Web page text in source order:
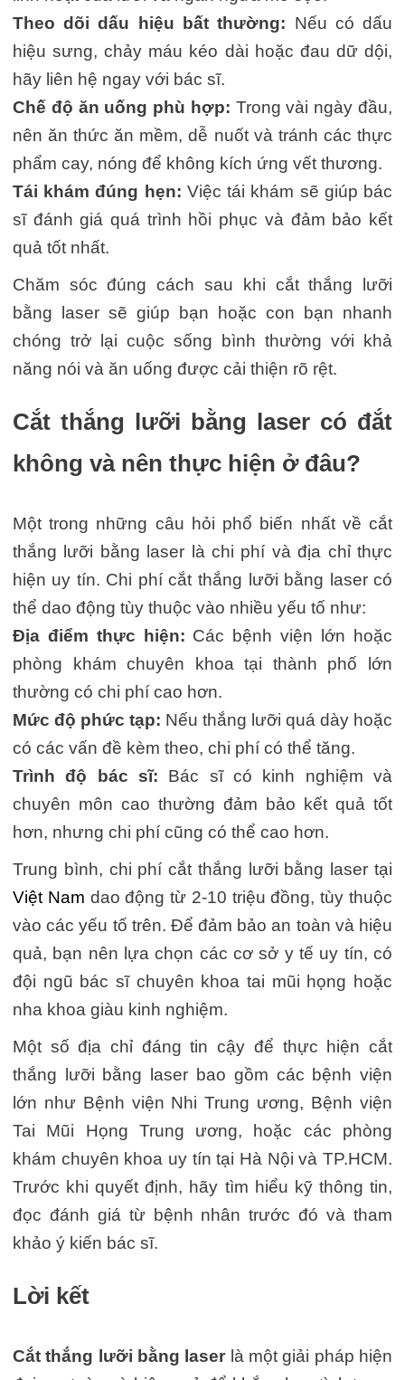
Theo dõi dấu hiệu bất thường: Nếu có dấu
hiệu sưng, chảy máu kéo dài hoặc đau dữ dội,
hãy liên hệ ngay với bác sĩ.
Chế độ ăn uống phù hợp: Trong vài ngày đầu,
nên ăn thức ăn mềm, dễ nuốt và tránh các thực
phẩm cay, nóng để không kích ứng vết thương.
Tái khám đúng hẹn: Việc tái khám sẽ giúp bác
sĩ đánh giá quá trình hồi phục và đảm bảo kết
quả tốt nhất.
Chăm sóc đúng cách sau khi cắt thắng lưỡi
bằng laser sẽ giúp bạn hoặc con bạn nhanh
chóng trở lại cuộc sống bình thường với khả
năng nói và ăn uống được cải thiện rõ rệt.
Cắt thắng lưỡi bằng laser có đắt
không và nên thực hiện ở đâu?
Một trong những câu hỏi phổ biến nhất về cắt
thắng lưỡi bằng laser là chi phí và địa chỉ thực
hiện uy tín. Chi phí cắt thắng lưỡi bằng laser có
thể dao động tùy thuộc vào nhiều yếu tố như:
Địa điểm thực hiện: Các bệnh viện lớn hoặc
phòng khám chuyên khoa tại thành phố lớn
thường có chi phí cao hơn.
Mức độ phức tạp: Nếu thắng lưỡi quá dày hoặc
có các vấn đề kèm theo, chi phí có thể tăng.
Trình độ bác sĩ: Bác sĩ có kinh nghiệm và
chuyên môn cao thường đảm bảo kết quả tốt
hơn, nhưng chi phí cũng có thể cao hơn.
Trung bình, chi phí cắt thắng lưỡi bằng laser tại
Việt Nam dao động từ 2-10 triệu đồng, tùy thuộc
vào các yếu tố trên. Để đảm bảo an toàn và hiệu
quả, bạn nên lựa chọn các cơ sở y tế uy tín, có
đội ngũ bác sĩ chuyên khoa tai mũi họng hoặc
nha khoa giàu kinh nghiệm.
Một số địa chỉ đáng tin cậy để thực hiện cắt
thắng lưỡi bằng laser bao gồm các bệnh viện
lớn như Bệnh viện Nhi Trung ương, Bệnh viện
Tai Mũi Họng Trung ương, hoặc các phòng
khám chuyên khoa uy tín tại Hà Nội và TP.HCM.
Trước khi quyết định, hãy tìm hiểu kỹ thông tin,
đọc đánh giá từ bệnh nhân trước đó và tham
khảo ý kiến bác sĩ.
Lời kết
Cắt thắng lưỡi bằng laser là một giải pháp hiện